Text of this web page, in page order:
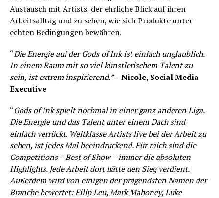
Austausch mit Artists, der ehrliche Blick auf ihren
Arbeitsalltag und zu sehen, wie sich Produkte unter
echten Bedingungen bewähren.
“Die Energie auf der Gods of Ink ist einfach unglaublich.
In einem Raum mit so viel künstlerischem Talent zu
sein, ist extrem inspirierend.” –Nicole, Social Media
Executive
“Gods of Ink spielt nochmal in einer ganz anderen Liga.
Die Energie und das Talent unter einem Dach sind
einfach verrückt. Weltklasse Artists live bei der Arbeit zu
sehen, ist jedes Mal beeindruckend. Für mich sind die
Competitions – Best of Show – immer die absoluten
Highlights. Jede Arbeit dort hätte den Sieg verdient.
Außerdem wird von einigen der prägendsten Namen der
Branche bewertet: Filip Leu, Mark Mahoney, Luke